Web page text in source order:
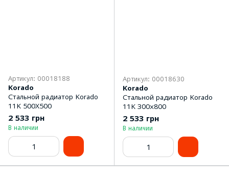
Артикул: 00018188
Korado
Стальной радиатор Korado
11K 500Х500
2 533 грн
В наличии
Артикул: 00018630
Korado
Стальной радиатор Korado
11K 300х800
2 533 грн
В наличии